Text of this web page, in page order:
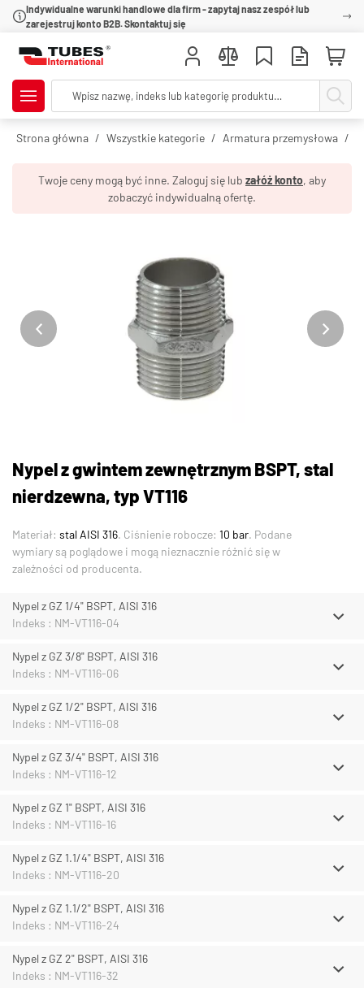
Indywidualne warunki handlowe dla firm - zapytaj nasz zespół lub
zarejestruj konto B2B. Skontaktuj się
Strona główna Wszystkie kategorie Armatura przemysłowa
Twoje ceny mogą być inne. Zaloguj się lub załóż konto, aby
zobaczyć indywidualną ofertę.
Nypel z gwintem zewnętrznym BSPT, stal
nierdzewna, typ VT116
Materiał: stal AISI 316. Ciśnienie robocze: 10 bar. Podane
wymiary są poglądowe i mogą nieznacznie różnić się w
zależności od producenta.
Nypel z GZ 1/4" BSPT, AISI 316
Indeks : NM-VT116-04
Nypel z GZ 3/8" BSPT, AISI 316
Indeks : NM-VT116-06
Nypel z GZ 1/2" BSPT, AISI 316
Indeks : NM-VT116-08
Nypel z GZ 3/4" BSPT, AISI 316
Indeks : NM-VT116-12
Nypel z GZ 1" BSPT, AISI 316
Indeks : NM-VT116-16
Nypel z GZ 1.1/4" BSPT, AISI 316
Indeks : NM-VT116-20
Nypel z GZ 1.1/2" BSPT, AISI 316
Indeks : NM-VT116-24
Nypel z GZ 2" BSPT, AISI 316
Indeks : NM-VT116-32